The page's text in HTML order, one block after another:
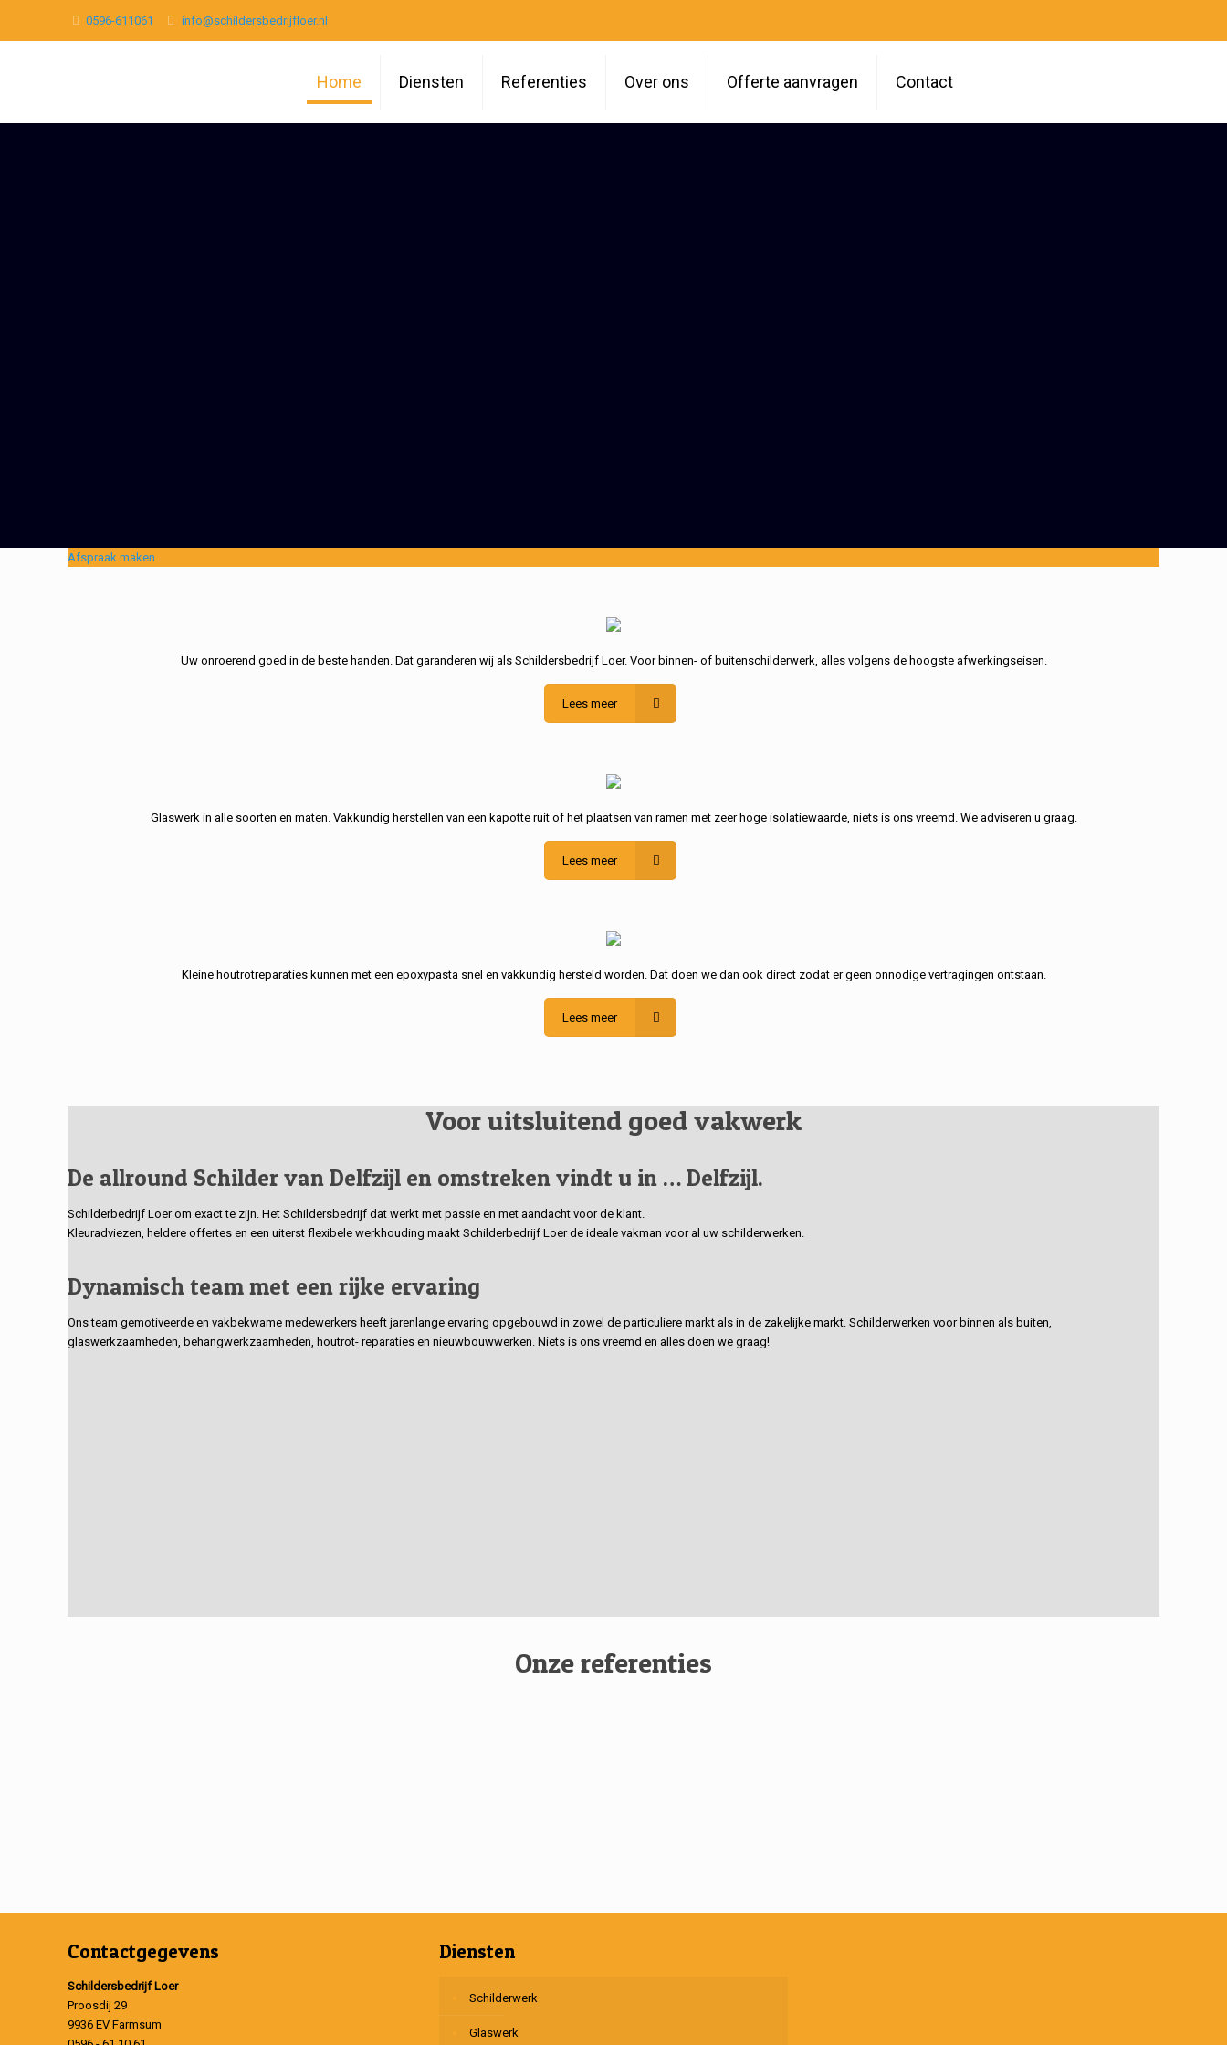
0596-611061 info@schildersbedrijfloer.nl
Home Diensten Referenties Over ons Offerte aanvragen Contact
Afspraak maken
Uw onroerend goed in de beste handen. Dat garanderen wij als Schildersbedrijf Loer. Voor binnen- of buitenschilderwerk, alles volgens de hoogste afwerkingseisen.
Lees meer
Glaswerk in alle soorten en maten. Vakkundig herstellen van een kapotte ruit of het plaatsen van ramen met zeer hoge isolatiewaarde, niets is ons vreemd. We adviseren u graag.
Lees meer
Kleine houtrotreparaties kunnen met een epoxypasta snel en vakkundig hersteld worden. Dat doen we dan ook direct zodat er geen onnodige vertragingen ontstaan.
Lees meer
Voor uitsluitend goed vakwerk
De allround Schilder van Delfzijl en omstreken vindt u in … Delfzijl.
Schilderbedrijf Loer om exact te zijn. Het Schildersbedrijf dat werkt met passie en met aandacht voor de klant.
Kleuradviezen, heldere offertes en een uiterst flexibele werkhouding maakt Schilderbedrijf Loer de ideale vakman voor al uw schilderwerken.
Dynamisch team met een rijke ervaring
Ons team gemotiveerde en vakbekwame medewerkers heeft jarenlange ervaring opgebouwd in zowel de particuliere markt als in de zakelijke markt. Schilderwerken voor binnen als buiten,
glaswerkzaamheden, behangwerkzaamheden, houtrot- reparaties en nieuwbouwwerken. Niets is ons vreemd en alles doen we graag!
Onze referenties
Contactgegevens
Schildersbedrijf Loer
Proosdij 29
9936 EV Farmsum
Diensten
Schilderwerk
Glaswerk